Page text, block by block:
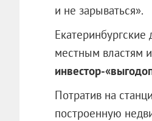
и не зарываться».
местным властям
инвестор-
Потратив на
построенную